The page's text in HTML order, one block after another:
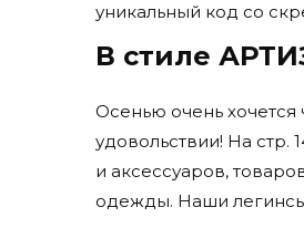
уникальный код со
В стиле
Осенью очень хочется
удовольствии! На стр.
и аксессуаров,
одежды. Наши